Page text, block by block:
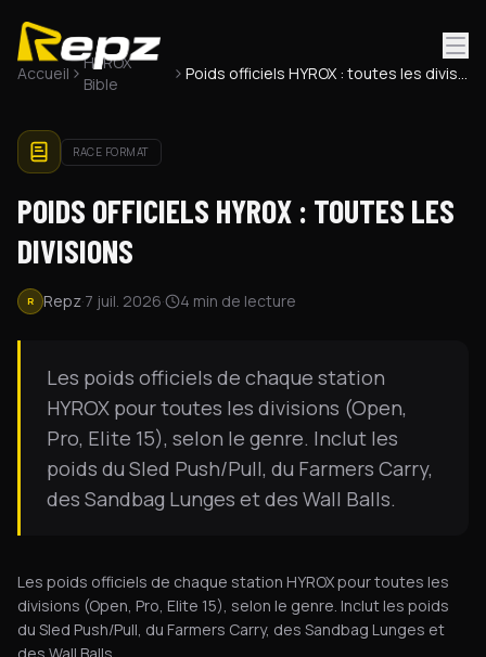
Accueil
HYROX®
Bible
Poids officiels HYROX : toutes les divisions
RACE FORMAT
POIDS OFFICIELS HYROX : TOUTES LES
DIVISIONS
R Repz·7 juil. 2026· 4 min de lecture
Les poids officiels de chaque station
HYROX pour toutes les divisions (Open,
Pro, Elite 15), selon le genre. Inclut les
poids du Sled Push/Pull, du Farmers Carry,
des Sandbag Lunges et des Wall Balls.
Les poids officiels de chaque station HYROX pour toutes les
divisions (Open, Pro, Elite 15), selon le genre. Inclut les poids
du Sled Push/Pull, du Farmers Carry, des Sandbag Lunges et